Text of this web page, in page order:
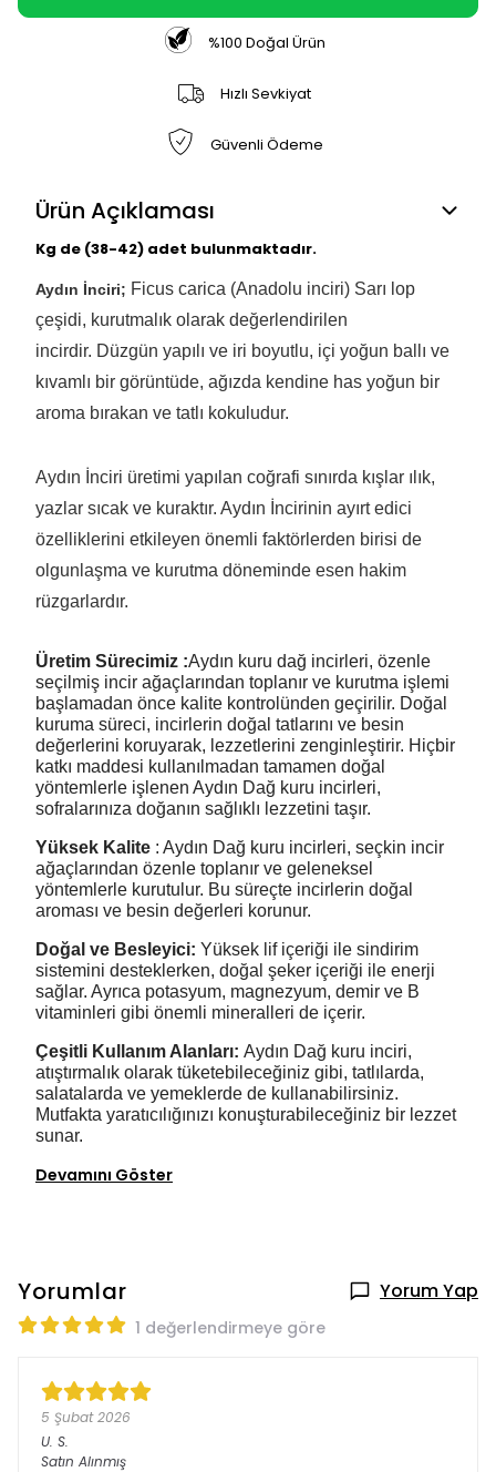
%100 Doğal Ürün
Hızlı Sevkiyat
Güvenli Ödeme
Ürün Açıklaması
Kg de (38-42) adet bulunmaktadır.
Aydın İnciri; Ficus carica (Anadolu inciri) Sarı lop
çeşidi, kurutmalık olarak değerlendirilen
incirdir. Düzgün yapılı ve iri boyutlu, içi yoğun ballı ve
kıvamlı bir görüntüde, ağızda kendine has yoğun bir
aroma bırakan ve tatlı kokuludur.
Aydın İnciri üretimi yapılan coğrafi sınırda kışlar ılık,
yazlar sıcak ve kuraktır. Aydın İncirinin ayırt edici
özelliklerini etkileyen önemli faktörlerden birisi de
olgunlaşma ve kurutma döneminde esen hakim
rüzgarlardır.
Üretim Sürecimiz :Aydın kuru dağ incirleri, özenle
seçilmiş incir ağaçlarından toplanır ve kurutma işlemi
başlamadan önce kalite kontrolünden geçirilir. Doğal
kuruma süreci, incirlerin doğal tatlarını ve besin
değerlerini koruyarak, lezzetlerini zenginleştirir. Hiçbir
katkı maddesi kullanılmadan tamamen doğal
yöntemlerle işlenen Aydın Dağ kuru incirleri,
sofralarınıza doğanın sağlıklı lezzetini taşır.
Yüksek Kalite : Aydın Dağ kuru incirleri, seçkin incir
ağaçlarından özenle toplanır ve geleneksel
yöntemlerle kurutulur. Bu süreçte incirlerin doğal
aroması ve besin değerleri korunur.
Doğal ve Besleyici: Yüksek lif içeriği ile sindirim
sistemini desteklerken, doğal şeker içeriği ile enerji
sağlar. Ayrıca potasyum, magnezyum, demir ve B
vitaminleri gibi önemli mineralleri de içerir.
Çeşitli Kullanım Alanları: Aydın Dağ kuru inciri,
atıştırmalık olarak tüketebileceğiniz gibi, tatlılarda,
salatalarda ve yemeklerde de kullanabilirsiniz.
Mutfakta yaratıcılığınızı konuşturabileceğiniz bir lezzet
sunar.
Devamını Göster
Yorumlar Yorum Yap
1 değerlendirmeye göre
5 Şubat 2026
U. S.
Satın Alınmış